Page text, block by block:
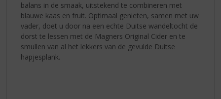
balans in de smaak, uitstekend te combineren met
blauwe kaas en fruit. Optimaal genieten, samen met uw
vader, doet u door na een echte Duitse wandeltocht de
dorst te lessen met de Magners Original Cider en te
smullen van al het lekkers van de gevulde Duitse
hapjesplank.